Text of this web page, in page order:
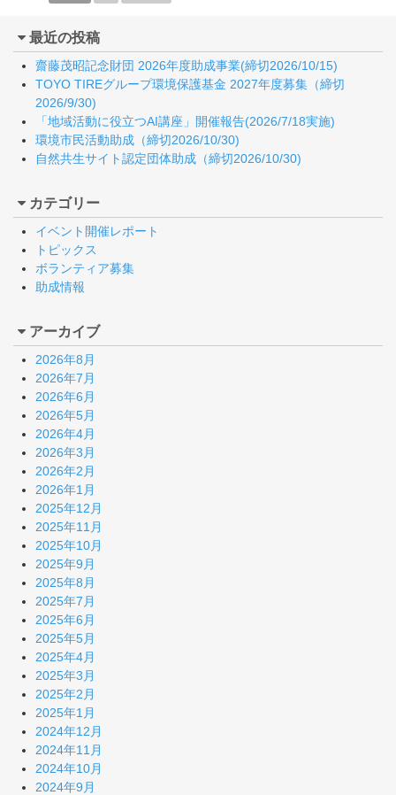
最近の投稿
齋藤茂昭記念財団 2026年度助成事業(締切2026/10/15)
TOYO TIREグループ環境保護基金 2027年度募集（締切
2026/9/30)
「地域活動に役立つAI講座」開催報告(2026/7/18実施)
環境市民活動助成（締切2026/10/30)
自然共生サイト認定団体助成（締切2026/10/30)
カテゴリー
イベント開催レポート
トピックス
ボランティア募集
助成情報
アーカイブ
2026年8月
2026年7月
2026年6月
2026年5月
2026年4月
2026年3月
2026年2月
2026年1月
2025年12月
2025年11月
2025年10月
2025年9月
2025年8月
2025年7月
2025年6月
2025年5月
2025年4月
2025年3月
2025年2月
2025年1月
2024年12月
2024年11月
2024年10月
2024年9月